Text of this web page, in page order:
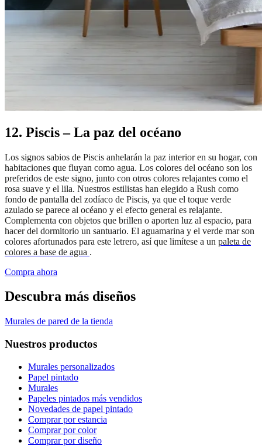
12. Piscis – La paz del océano
Los signos sabios de Piscis anhelarán la paz interior en su hogar, con
habitaciones que fluyan como agua. Los colores del océano son los
preferidos de este signo, junto con otros colores relajantes como el
rosa suave y el lila. Nuestros estilistas han elegido a Rush como
fondo de pantalla del zodíaco de Piscis, ya que el toque verde
azulado se parece al océano y el efecto general es relajante.
Complementa con objetos que brillen o aporten luz al espacio, para
hacer del dormitorio un santuario. El aguamarina y el verde mar son
colores afortunados para este letrero, así que limítese a un paleta de
colores a base de agua .
Compra ahora
Descubra más diseños
Murales de pared de la tienda
Nuestros productos
Murales personalizados
Papel pintado
Murales
Papeles pintados más vendidos
Novedades de papel pintado
Comprar por estancia
Comprar por color
Comprar por diseño